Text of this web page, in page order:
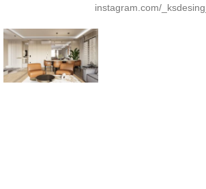
instagram.com/_ksdesing_